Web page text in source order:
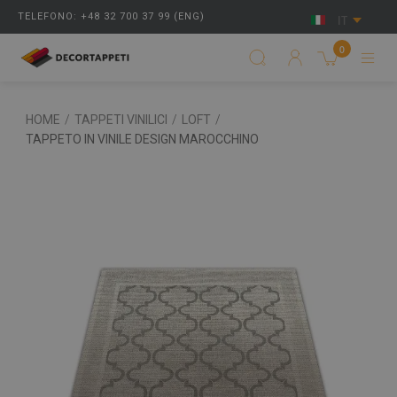
TELEFONO: +48 32 700 37 99 (ENG)
0
HOME / TAPPETI VINILICI / LOFT /
TAPPETO IN VINILE DESIGN MAROCCHINO